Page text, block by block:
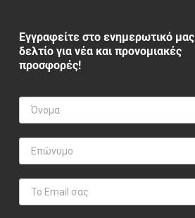
Εγγραφείτε στο ενημερωτικό μας
δελτίο για νέα και προνομιακές
προσφορές!